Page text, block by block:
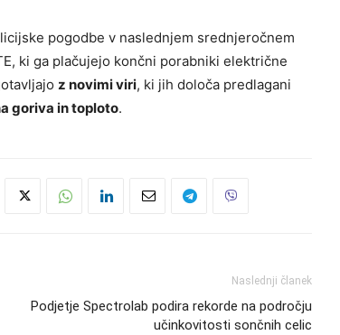
pogodbe v naslednjem srednjeročnem
ki ga plačujejo končni porabniki električne
z novimi viri, ki jih določa predlagani
goriva in toploto.
Naslednji članek
Podjetje Spectrolab podira rekorde na področju
učinkovitosti sončnih celic